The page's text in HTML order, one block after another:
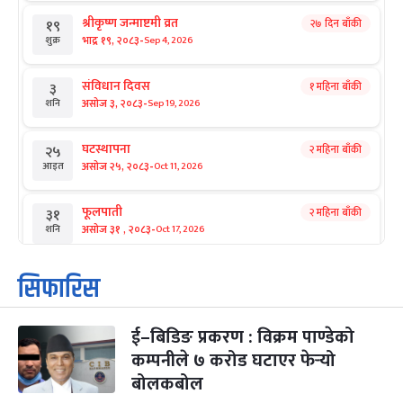
१९
शुक्र
श्रीकृष्ण जन्माष्टमी व्रत
भाद्र १९, २०८३-Sep 4, 2026
२७ दिन बाँकी
३
शनि
संविधान दिवस
असोज ३, २०८३-Sep 19, 2026
१ महिना बाँकी
२५
आइत
घटस्थापना
असोज २५, २०८३-Oct 11, 2026
२ महिना बाँकी
३१
शनि
फूलपाती
असोज ३१ , २०८३-Oct 17, 2026
२ महिना बाँकी
१
आइत
कार्तिक सङ्क्रान्ति
कार्तिक १, २०८३
३
मंगल
महानवमी
कार्तिक ३, २०८३-Oct 20, 2026
२ महिना बाँकी
सिफारिस
ई–बिडिङ प्रकरण : विक्रम पाण्डेको
कम्पनीले ७ करोड घटाएर फेर्‍यो
बोलकबोल